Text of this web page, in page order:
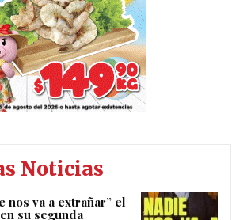
Noticias
nos va a extrañar” el
su segunda